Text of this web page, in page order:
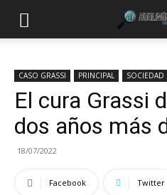
CASO GRASSI PRINCIPAL SOCIEDAD
El cura Grassi
dos años más
18/07/2022
Facebook Twitter